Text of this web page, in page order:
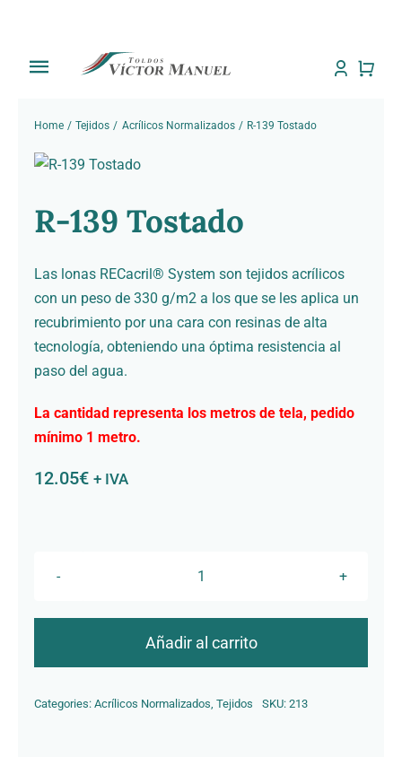
contenido
Toggle
Inicio
Tienda
Sobre Nosotros
Trabajos
Toldos
Noti Toldos
Contacto
Home Tejidos Acrílicos Normalizados R-139 Tostado
R-139 Tostado
Las lonas RECacril® System son tejidos acrílicos
con un peso de 330 g/m2 a los que se les aplica un
recubrimiento por una cara con resinas de alta
tecnología, obteniendo una óptima resistencia al
paso del agua.
La cantidad representa los metros de tela, pedido
mínimo 1 metro.
12.05€ + IVA
R-
Tostado
Añadir al carrito
Categories: Acrílicos Normalizados Tejidos SKU: 213